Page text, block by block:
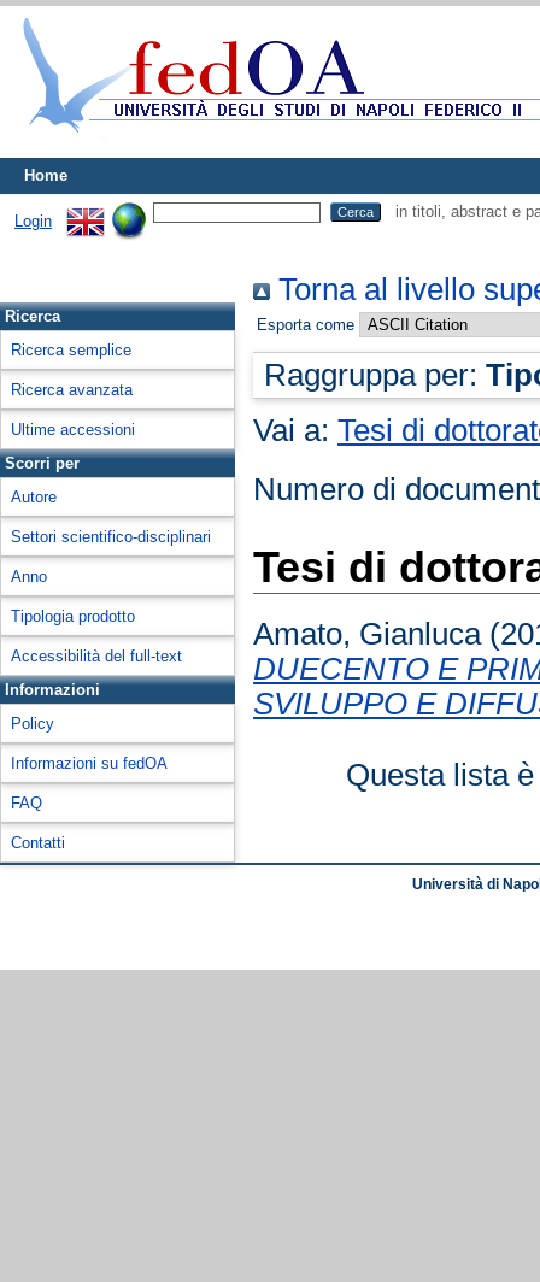
Home
Login
in titoli, abstract e
Ricerca
Ricerca semplice
Ricerca avanzata
Ultime accessioni
Scorri per
Autore
Settori scientifico-disciplinari
Anno
Tipologia prodotto
Accessibilità del full-text
Informazioni
Policy
Informazioni su fedOA
FAQ
Contatti
Torna al livello
Esporta come
Raggruppa per:
Vai a:Tesi di
Numero di
Tesi di
Amato, Gianluca
DUECENTO E
SVILUPPO E
Questa lista
Università di